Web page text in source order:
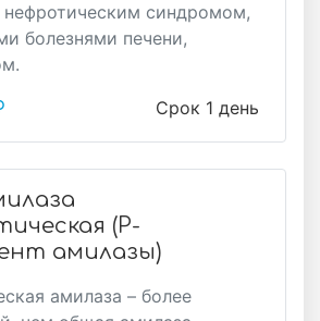
нефротическим синдромом,
болезнями печени,
Срок 1 день
(P-
амилазы)
амилаза – более